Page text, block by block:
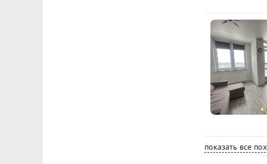
показать все